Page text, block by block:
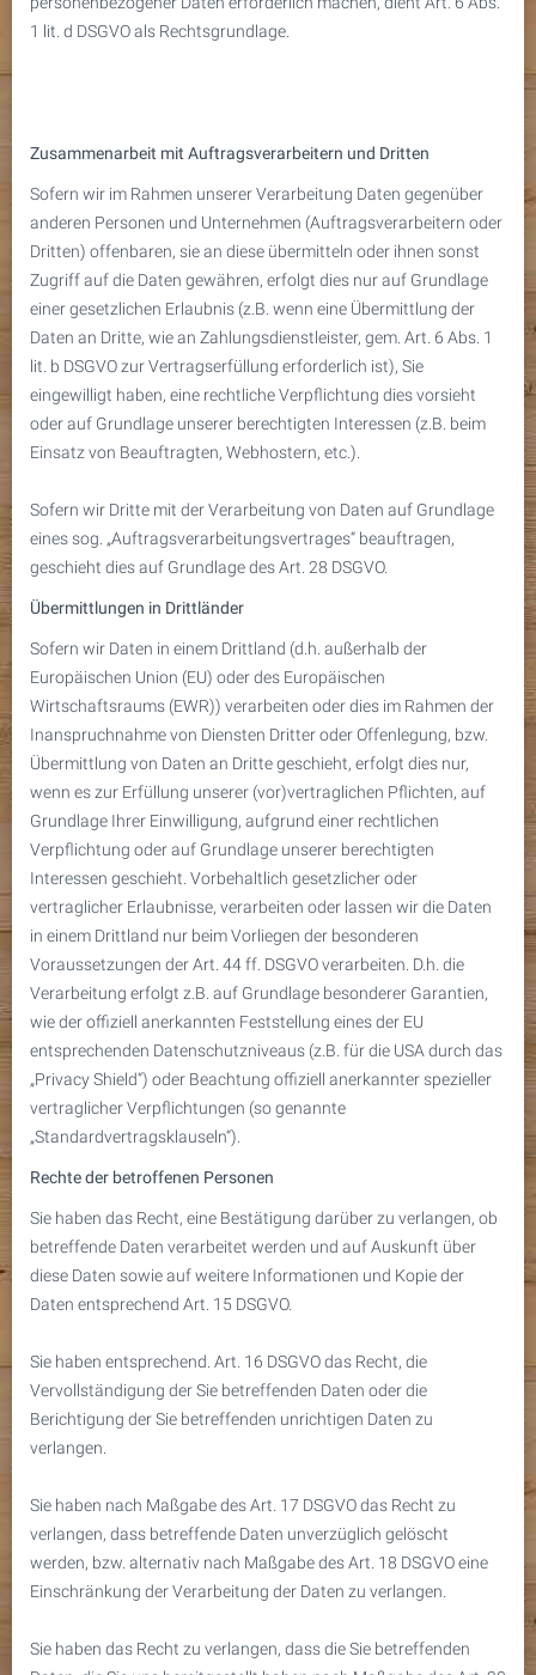
1 lit. d DSGVO als Rechtsgrundlage.
Zusammenarbeit mit Auftragsverarbeitern und Dritten
Sofern wir im Rahmen unserer Verarbeitung Daten gegenüber
anderen Personen und Unternehmen (Auftragsverarbeitern oder
Dritten) offenbaren, sie an diese übermitteln oder ihnen sonst
Zugriff auf die Daten gewähren, erfolgt dies nur auf Grundlage
einer gesetzlichen Erlaubnis (z.B. wenn eine Übermittlung der
Daten an Dritte, wie an Zahlungsdienstleister, gem. Art. 6 Abs. 1
lit. b DSGVO zur Vertragserfüllung erforderlich ist), Sie
eingewilligt haben, eine rechtliche Verpflichtung dies vorsieht
oder auf Grundlage unserer berechtigten Interessen (z.B. beim
Einsatz von Beauftragten, Webhostern, etc.).
Sofern wir Dritte mit der Verarbeitung von Daten auf Grundlage
eines sog. „Auftragsverarbeitungsvertrages“ beauftragen,
geschieht dies auf Grundlage des Art. 28 DSGVO.
Übermittlungen in Drittländer
Sofern wir Daten in einem Drittland (d.h. außerhalb der
Europäischen Union (EU) oder des Europäischen
Wirtschaftsraums (EWR)) verarbeiten oder dies im Rahmen der
Inanspruchnahme von Diensten Dritter oder Offenlegung, bzw.
Übermittlung von Daten an Dritte geschieht, erfolgt dies nur,
wenn es zur Erfüllung unserer (vor)vertraglichen Pflichten, auf
Grundlage Ihrer Einwilligung, aufgrund einer rechtlichen
Verpflichtung oder auf Grundlage unserer berechtigten
Interessen geschieht. Vorbehaltlich gesetzlicher oder
vertraglicher Erlaubnisse, verarbeiten oder lassen wir die Daten
in einem Drittland nur beim Vorliegen der besonderen
Voraussetzungen der Art. 44 ff. DSGVO verarbeiten. D.h. die
Verarbeitung erfolgt z.B. auf Grundlage besonderer Garantien,
wie der offiziell anerkannten Feststellung eines der EU
entsprechenden Datenschutzniveaus (z.B. für die USA durch das
„Privacy Shield“) oder Beachtung offiziell anerkannter spezieller
vertraglicher Verpflichtungen (so genannte
„Standardvertragsklauseln“).
Rechte der betroffenen Personen
Sie haben das Recht, eine Bestätigung darüber zu verlangen, ob
betreffende Daten verarbeitet werden und auf Auskunft über
diese Daten sowie auf weitere Informationen und Kopie der
Daten entsprechend Art. 15 DSGVO.
Sie haben entsprechend. Art. 16 DSGVO das Recht, die
Vervollständigung der Sie betreffenden Daten oder die
Berichtigung der Sie betreffenden unrichtigen Daten zu
verlangen.
Sie haben nach Maßgabe des Art. 17 DSGVO das Recht zu
verlangen, dass betreffende Daten unverzüglich gelöscht
werden, bzw. alternativ nach Maßgabe des Art. 18 DSGVO eine
Einschränkung der Verarbeitung der Daten zu verlangen.
Sie haben das Recht zu verlangen, dass die Sie betreffenden